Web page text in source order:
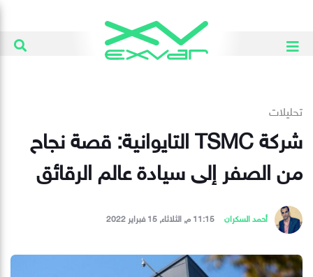
تحليلات
شركة TSMC التايوانية: قصة نجاح
من الصفر إلى سيادة عالم الرقائق
أحمد السكران 11:15 م, الثلاثاء, 15 فبراير 2022